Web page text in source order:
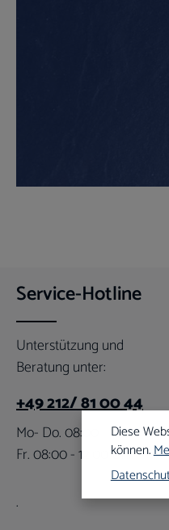
Service-Hotline
Unterstützung und
Beratung unter:
+49 212/ 81 00 44
Mo- Do. 08:00 - 16:00 Uhr
Fr. 08:00 - 12:00 Uhr
.
Diese
können.